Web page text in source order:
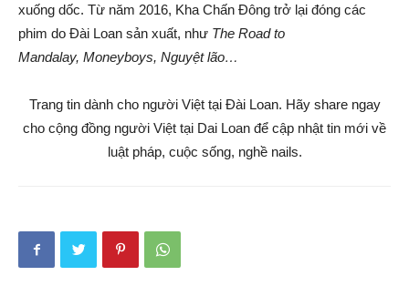
xuống dốc. Từ năm 2016, Kha Chấn Đông trở lại đóng các
phim do Đài Loan sản xuất, như The Road to
Mandalay, Moneyboys, Nguyệt lão…
Trang tin dành cho người Việt tại Đài Loan. Hãy share ngay
cho cộng đồng người Việt tại Dai Loan để cập nhật tin mới về
luật pháp, cuộc sống, nghề nails.